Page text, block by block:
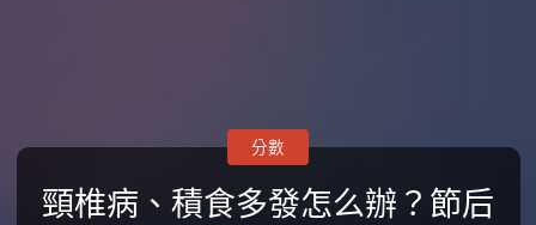
頸椎病、積食多發怎么辦？節后
分數